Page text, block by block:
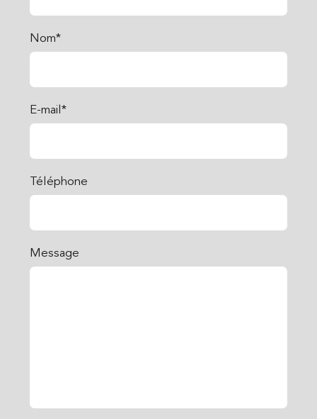
Nom*
E-mail*
Téléphone
Message